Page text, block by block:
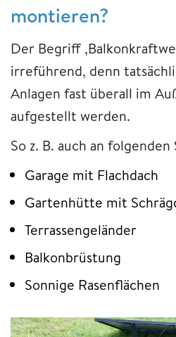
montieren?
Der Begriff
irreführend, denn
Anlagen fast überall im
aufgestellt werden.
So z. B. auch an
Garage mit Flachdach
Gartenhütte mit
Terrassengeländer
Balkonbrüstung
Sonnige Rasenflächen